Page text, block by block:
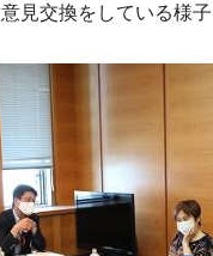
意見交換をしている様